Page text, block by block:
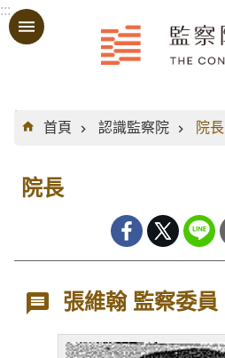
跳到主要內容區塊
:::
:::
首頁
認識監察院 院長
院長
張維翰 監察委員